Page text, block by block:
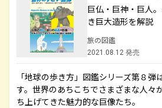
巨仏・巨神・巨人
き巨大造形を解説
旅の図鑑
2021.08.12 発売
「地球の歩き方」図鑑シリーズ第８
す。世界のあちこちでさまざまな人々
ち上げてきた魅力的な巨像たち。